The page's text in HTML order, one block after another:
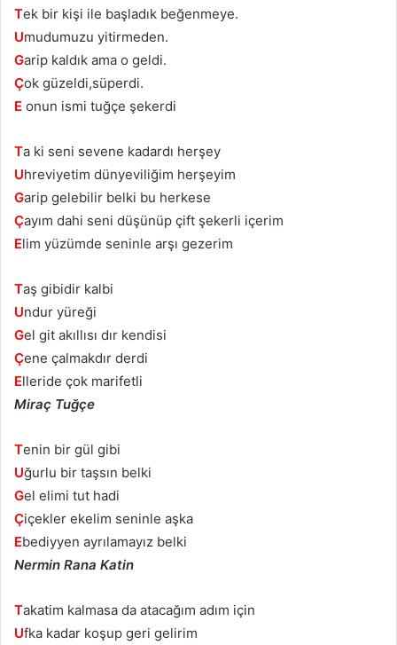
Tek bir kişi ile başladık beğenmeye.
Umudumuzu yitirmeden.
Garip kaldık ama o geldi.
Çok güzeldi,süperdi.
E onun ismi tuğçe şekerdi
Ta ki seni sevene kadardı herşey
Uhreviyetim dünyeviliğim herşeyim
Garip gelebilir belki bu herkese
Çayım dahi seni düşünüp çift şekerli içerim
Elim yüzümde seninle arşı gezerim
Taş gibidir kalbi
Undur yüreği
Gel git akıllısı dır kendisi
Çene çalmakdır derdi
Elleride çok marifetli
Miraç Tuğçe
Tenin bir gül gibi
Uğurlu bir taşsın belki
Gel elimi tut hadi
Çiçekler ekelim seninle aşka
Ebediyyen ayrılamayız belki
Nermin Rana Katin
Takatim kalmasa da atacağım adım için
Ufka kadar koşup geri gelirim